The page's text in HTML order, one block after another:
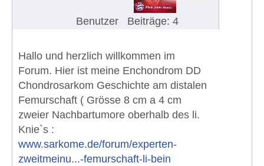
Benutzer Beiträge: 4
Hallo und herzlich willkommen im
Forum. Hier ist meine Enchondrom DD
Chondrosarkom Geschichte am distalen
Femurschaft ( Grösse 8 cm a 4 cm
zweier Nachbartumore oberhalb des li.
Knie`s :
www.sarkome.de/forum/experten-
zweitmeinu...-femurschaft-li-bein